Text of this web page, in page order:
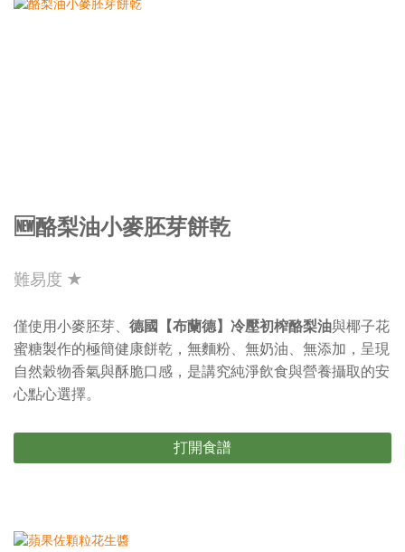
🆕酪梨油小麥胚芽餅乾
難易度 ★
僅使用小麥胚芽、 德國【布蘭德】冷壓初榨酪梨油與椰子花
蜜糖製作的極簡健康餅乾，無麵粉、無奶油、無添加，呈現
自然穀物香氣與酥脆口感，是講究純淨飲食與營養攝取的安
心點心選擇。
打開食譜